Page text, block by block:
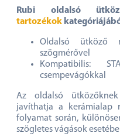
Rubi oldalsó
tartozékok
Oldalsó ütköző
szögmérővel
Kompatibilis:
csempevágókkal
Az oldalsó
javíthatja a kerámialap
folyamat során,
szögletes vágások